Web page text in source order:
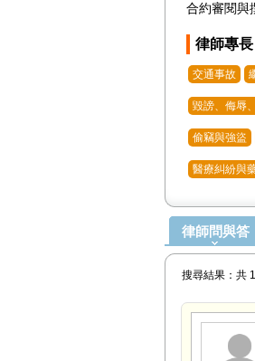
合約審閱與
律師專長
交通事故
毀謗、侮辱
偷竊與強盜
醫療糾紛與
律師問與答
搜尋結果：共